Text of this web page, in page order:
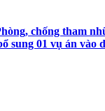
chống tham
sung 01 vụ án vào